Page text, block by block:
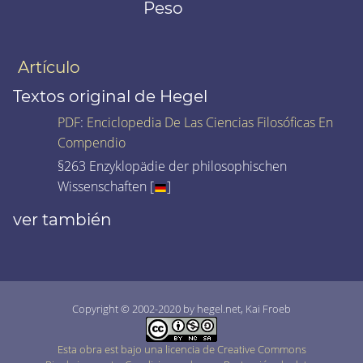
Peso
Artículo
Textos original de Hegel
PDF: Enciclopedia De Las Ciencias Filosóficas En
Compendio
§263 Enzyklopädie der philosophischen
Wissenschaften [
]
ver también
Copyright © 2002-2020 by hegel.net, Kai Froeb
Esta obra est bajo una licencia de Creative Commons